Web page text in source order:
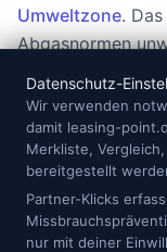
Umweltzone.
Abgasnormen
Städte fährst,
oder künftige
Ein moderner
deshalb oft
mit unklarer
Die
Datenschutz-
Wir verwenden
damit leasing-
Merkliste,
bereitgestellt
Partner-Klicks
nur mit deiner